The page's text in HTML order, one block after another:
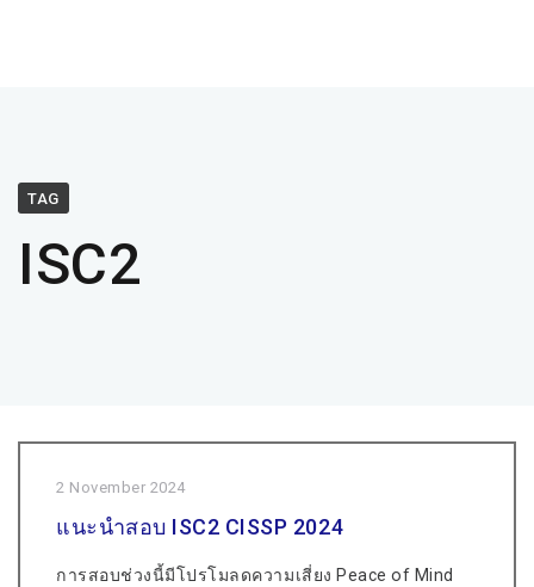
TAG
ISC2
2 November 2024
แนะนำสอบ ISC2 CISSP 2024
การสอบช่วงนี้มีโปรโมลดความเสี่ยง Peace of Mind